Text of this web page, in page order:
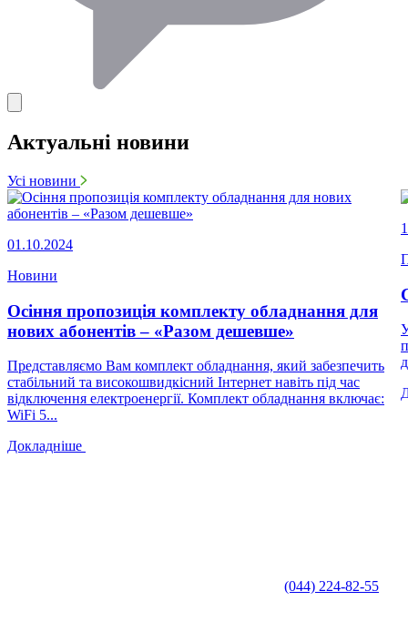
Актуальні новини
Усі новини
01.10.2024
Новини
Осіння пропозиція комплекту обладнання для
нових абонентів – «Разом дешевше»
Представляємо Вам комплект обладнання, який забезпечить
стабільний та високошвидкісний Інтернет навіть під час
відключення електроенергії. Комплект обладнання включає:
WiFi 5...
Докладніше
(044) 224-82-55